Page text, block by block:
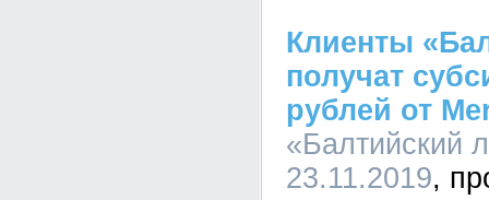
Клиенты
получат
рублей от
«Балтийский
23.11.2019